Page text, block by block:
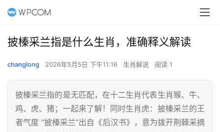
披榛采兰指是什么生肖，准确释义解读
changlong 2026年5月5日 下午11:16 生肖解说 阅读 1
披榛采兰指的是无匹配，在十二生肖代表生肖猴、牛、
鸡、虎、猪；一起来了解！同时生肖虎：披榛采兰的王
者气度 “披榛采兰”出自《后汉书》，意为拨开荆棘采摘